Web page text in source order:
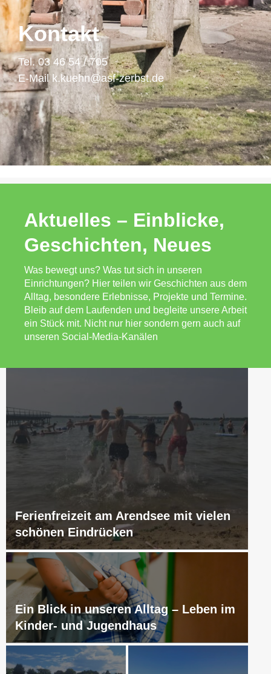
Kontakt
Tel. 03 46 54 / 705
E-Mail k.kuehn@asf-zerbst.de
Aktuelles – Einblicke,
Geschichten, Neues
Was bewegt uns? Was tut sich in unseren
Einrichtungen? Hier teilen wir Geschichten aus dem
Alltag, besondere Erlebnisse, Projekte und Termine.
Bleib auf dem Laufenden und begleite unsere Arbeit
ein Stück mit. Nicht nur hier sondern gern auch auf
unseren Social-Media-Kanälen
Ferienfreizeit am Arendsee mit vielen
schönen Eindrücken
Ein Blick in unseren Alltag – Leben im
Kinder- und Jugendhaus